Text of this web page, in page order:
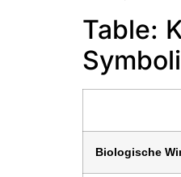
Table:
Biologische